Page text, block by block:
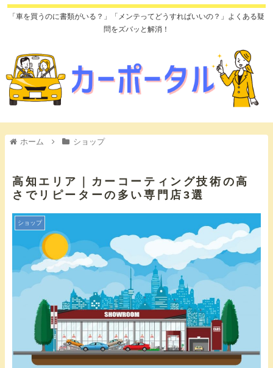
「車を買うのに書類がいる？」「メンテってどうすればいいの？」よくある疑
問をズバッと解消！
ホーム ショップ
高知エリア｜カーコーティング技術の高
さでリピーターの多い専門店3選
ショップ